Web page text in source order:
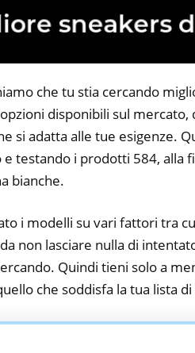
che tu stia cercando
disponibili sul
si adatta alle tue esigenze.
testando i prodotti 584, alla
bianche.
i modelli su vari fattori tra
non lasciare nulla di
Quindi tieni solo a
che soddisfa la tua lista